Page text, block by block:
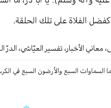
الفلاة على تلك الحلقة.
معاني الأخبار، تفسیر العيّاشي، الدرّ